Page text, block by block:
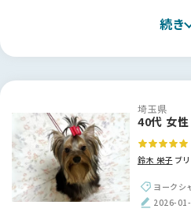
「最後は人柄で決めたい」と思っ
や吉村さんのような真摯な方々
オン犬たちがのびのびと、そして
い」という鈴木さんの揺るぎな
お迎えまでの約1ヶ月間、毎日の
ださったおかげで、天海（あまみ
を一緒に見守る幸せな時間を過ご
寧なアドバイスや、憧れの鈴木さ
の宝物です！お迎えした2頭は驚
で、愛情深く育てていただいたこ
続き
埼玉県
40代 女性
鈴木 栄子 ブ
ヨークシ
2026-